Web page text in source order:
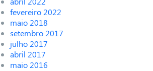
fevereiro 2022
maio 2018
setembro 2017
julho 2017
abril 2017
maio 2016